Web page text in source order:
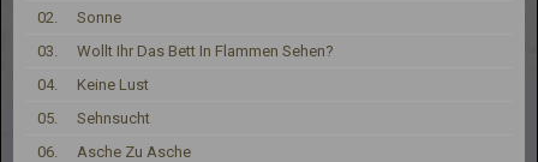
02.
Sonne
03.
Wollt Ihr Das Bett In Flammen Sehen?
04.
Keine Lust
05.
Sehnsucht
06.
Asche Zu Asche